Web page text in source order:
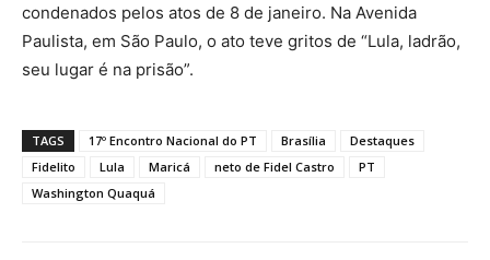
condenados pelos atos de 8 de janeiro. Na Avenida
Paulista, em São Paulo, o ato teve gritos de “Lula, ladrão,
seu lugar é na prisão”.
TAGS 17º Encontro Nacional do PT Brasília
Destaques
Fidelito
Lula Maricá neto de Fidel Castro
PT
Washington Quaquá